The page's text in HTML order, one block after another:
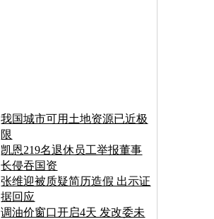
我国城市可用土地资源已近极
限
凯恩219名退休员工举报董事
长侵吞国资
张维迎被质疑简历造假 出示证
据回应
调油价窗口开启4天 发改委未